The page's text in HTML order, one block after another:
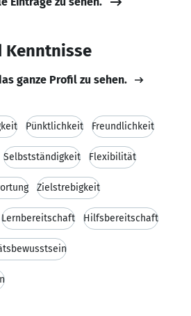
Kenntnisse
ganze Profil zu sehen.
Pünktlichkeit Freundlichkeit
Selbstständigkeit Flexibilität
Zielstrebigkeit
Lernbereitschaft Hilfsbereitschaft